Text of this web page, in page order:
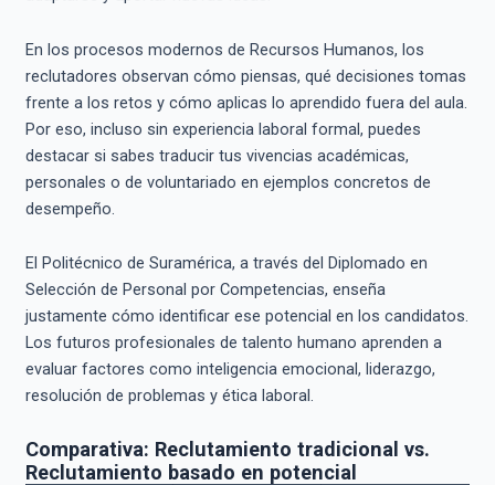
En los procesos modernos de Recursos Humanos, los
reclutadores observan cómo piensas, qué decisiones tomas
frente a los retos y cómo aplicas lo aprendido fuera del aula.
Por eso, incluso sin experiencia laboral formal, puedes
destacar si sabes traducir tus vivencias académicas,
personales o de voluntariado en ejemplos concretos de
desempeño.
El Politécnico de Suramérica, a través del Diplomado en
Selección de Personal por Competencias, enseña
justamente cómo identificar ese potencial en los candidatos.
Los futuros profesionales de talento humano aprenden a
evaluar factores como inteligencia emocional, liderazgo,
resolución de problemas y ética laboral.
Comparativa: Reclutamiento tradicional vs.
Reclutamiento basado en potencial